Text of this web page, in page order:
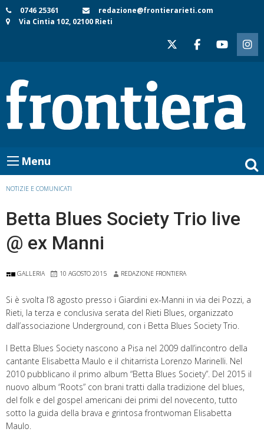
Skip
to
0746 25361
redazione@frontierarieti.com
Via Cintia 102, 02100 Rieti
Menu
NOTIZIE E COMUNICATI
Betta Blues Society Trio live
@ ex Manni
GALLERIA 10 AGOSTO 2015 REDAZIONE FRONTIERA
Si è svolta l’8 agosto presso i Giardini ex-Manni in via dei Pozzi, a
Rieti, la terza e conclusiva serata del Rieti Blues, organizzato
dall’associazione Underground, con i Betta Blues Society Trio.
I Betta Blues Society nascono a Pisa nel 2009 dall’incontro della
cantante Elisabetta Maulo e il chitarrista Lorenzo Marinelli. Nel
2010 pubblicano il primo album “Betta Blues Society”. Del 2015 il
nuovo album “Roots” con brani tratti dalla tradizione del blues,
del folk e del gospel americani dei primi del novecento, tutto
sotto la guida della brava e grintosa frontwoman Elisabetta
Maulo.